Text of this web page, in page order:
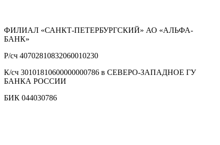
ФИЛИАЛ «САНКТ-ПЕТЕРБУРГСКИЙ» АО «АЛЬФА-
БАНК»
Р/сч 40702810832060010230
К/сч 30101810600000000786 в СЕВЕРО-ЗАПАДНОЕ ГУ
БАНКА РОССИИ
БИК 044030786